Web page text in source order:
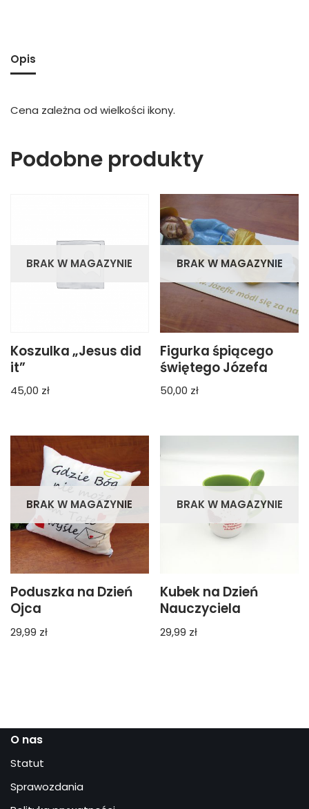
Opis
Cena zależna od wielkości ikony.
Podobne produkty
BRAK W MAGAZYNIE
Koszulka „Jesus did
it”
45,00 zł
BRAK W MAGAZYNIE
Figurka śpiącego
świętego Józefa
50,00 zł
BRAK W MAGAZYNIE
Poduszka na Dzień
Ojca
29,99 zł
BRAK W MAGAZYNIE
Kubek na Dzień
Nauczyciela
29,99 zł
O nas
Statut
Sprawozdania